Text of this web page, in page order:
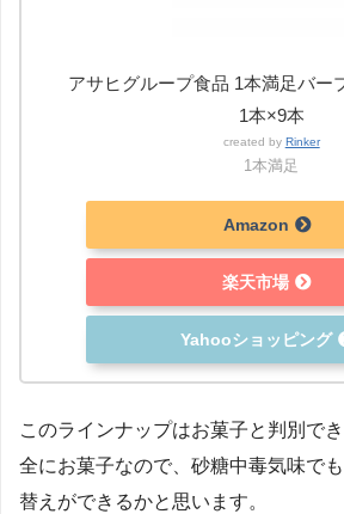
アサヒグループ食品 1本満足バー
1本×9本
created by Rinker
1本満足
Amazon
楽天市場
Yahooショッピング
このラインナップはお菓子と判別で
全にお菓子なので、砂糖中毒気味で
替えができるかと思います。